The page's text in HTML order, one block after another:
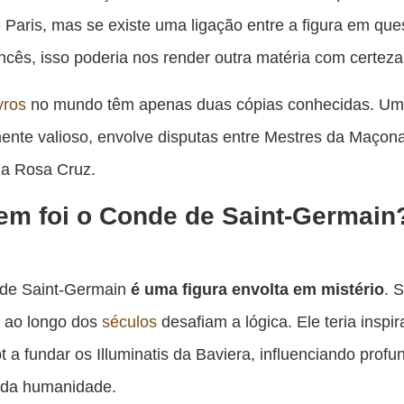
Paris, mas se existe uma ligação entre a figura em
isso poderia nos render outra matéria com
no mundo têm apenas duas cópias conhecidas.
valioso, envolve disputas entre Mestres da
Rosa Cruz.
foi o Conde de Saint-
Saint-Germainé uma figura envolta em mistério.
ao longo dosséculos desafiam a lógica. Ele teria
a fundar os Illuminatis da Baviera, influenciando
humanidade.